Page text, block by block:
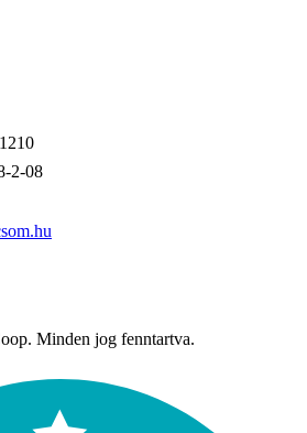
2-08
Minden jog fenntartva.